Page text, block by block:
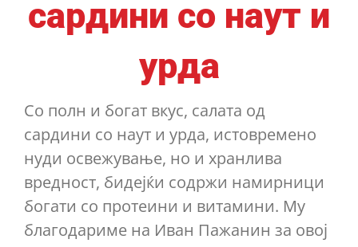
сардини со наут и
урда
Со полн и богат вкус, салата од
сардини со наут и урда, истовремено
нуди освежување, но и хранлива
вредност, бидејќи содржи намирници
богати со протеини и витамини. Му
благодариме на Иван Пажанин за овој